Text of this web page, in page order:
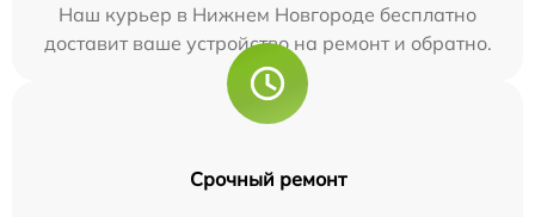
Наш курьер в Нижнем Новгороде бесплатно
доставит ваше устройство на ремонт и обратно.
Срочный ремонт